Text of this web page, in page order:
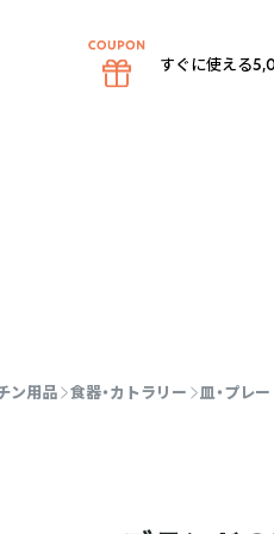
ン用品 食器・カトラリー 皿・プレー
すぐに使える